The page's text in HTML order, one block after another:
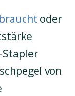
oder
Stapler
von